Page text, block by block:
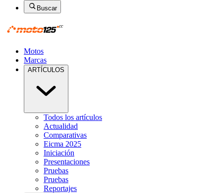
Buscar
Motos
Marcas
ARTÍCULOS
Todos los artículos
Actualidad
Comparativas
Eicma 2025
Iniciación
Presentaciones
Pruebas
Pruebas
Reportajes